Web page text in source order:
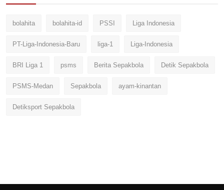
bolahita bolahita-id PSSI Liga Indonesia
PT-Liga-Indonesia-Baru liga-1 Liga-Indonesia
BRI Liga 1 psms Berita Sepakbola Detik Sepakbola
PSMS-Medan Sepakbola ayam-kinantan
Detiksport Sepakbola